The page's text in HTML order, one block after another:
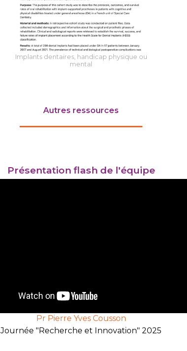
Implants dentaires, handicap physique ou
mental
Autres ressources
Présentation flash de l'équipe
Pr Pierre Yves Cousson
Journée "Recherche et Innovation" 2025